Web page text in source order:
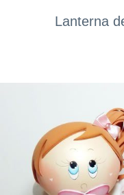
Lanterna